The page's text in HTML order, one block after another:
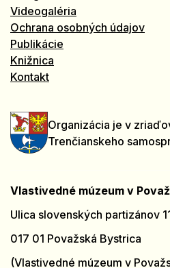
Videogaléria
Ochrana osobných údajov
Publikácie
Knižnica
Kontakt
Organizácia je v
Trenčianskeho
Vlastivedné múzeum v
Ulica slovenských partizánov
017 01 Považská Bystrica
(Vlastivedné múzeum v